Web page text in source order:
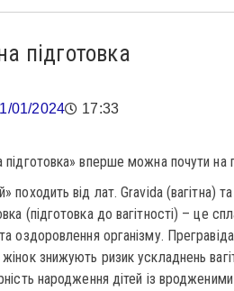
підготовка
01/2024 17:33
підготовка» вперше можна почути на
походить від лат. Gravida (вагітна)
(підготовка до вагітності) – це
оздоровлення організму.
знижують ризик ускладнень
народження дітей із